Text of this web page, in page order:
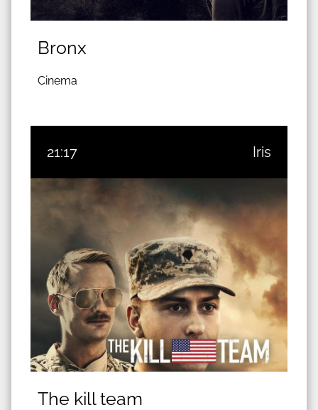
Bronx
Cinema
21:17 Iris
The kill team